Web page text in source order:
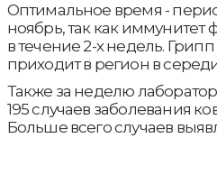
Оптимальное время -
ноябрь, так как
в течение 2-х недель.
приходит в регион в
Также за неделю
195 случаев заболевания
Больше всего случаев